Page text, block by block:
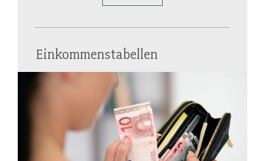
Einkommenstabellen